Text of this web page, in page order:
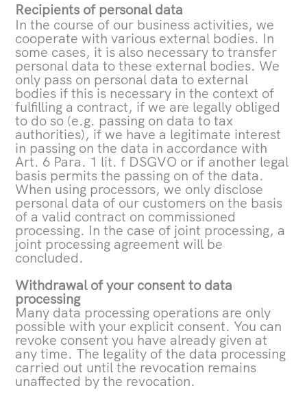
Recipients of personal data
In the course of our business activities, we
cooperate with various external bodies. In
some cases, it is also necessary to transfer
personal data to these external bodies. We
only pass on personal data to external
bodies if this is necessary in the context of
fulfilling a contract, if we are legally obliged
to do so (e.g. passing on data to tax
authorities), if we have a legitimate interest
in passing on the data in accordance with
Art. 6 Para. 1 lit. f DSGVO or if another legal
basis permits the passing on of the data.
When using processors, we only disclose
personal data of our customers on the basis
of a valid contract on commissioned
processing. In the case of joint processing, a
joint processing agreement will be
concluded.
Withdrawal of your consent to data
processing
Many data processing operations are only
possible with your explicit consent. You can
revoke consent you have already given at
any time. The legality of the data processing
carried out until the revocation remains
unaffected by the revocation.